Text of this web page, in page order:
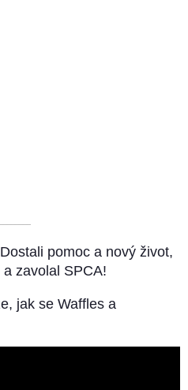
pomoc a nový život,
zavolal SPCA!
jak se Waffles a